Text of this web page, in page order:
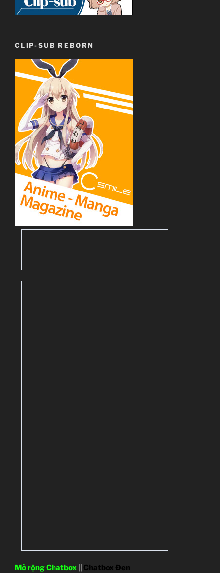
CLIP-SUB REBORN
Mở rộng Chatbox Chatbox Đen